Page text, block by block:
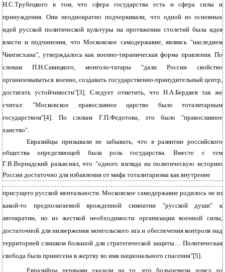
Н.С.Трубецкого в том, что сфера государства есть и сфера силы и
принуждения. Они неоднократно подчеркивали, что одной из основных
идей русской политической культуры на протяжении столетий была идея
власти и подчинения, что Московское самодержавие, являясь "наследием
Чингисхана", утверждалось как военно-тираническая форма правления. По
словам П.Н.Савицкого, монголо-татары "дали России свойство
организовываться военно, создавать государственно-принудительный центр,
достигать устойчивости"[3]. Следует отметить, что Н.А.Бердяев так же
считал: "Московское православное царство было тоталитарным
государством"[4]. По словам Г.П.Федотова, это было "православное
ханство".
Евразийцы призывали не забывать, что в развитии российского
общества определяющей была роль государства. Вместе с тем
Г.В.Вернадский разьяснял, что "одного взгляда на политическую историю
России достаточно для избавления от мифа тоталитаризма как внутренне
присущего русской ментальности. Московское самодержавие родилось не из
какой-то предполагаемой врожденной симпатии "русской души" к
автократии, но из жесткой необходимости организации военной силы,
достаточной для низвержения монгольского ига и обеспечения контроля над
территорией слишком большой для стратегической защиты… Политическая
свобода была принесена в жертву во имя национального спасения"[5].
Евразийцы первыми указали на то, что большевизм довел до